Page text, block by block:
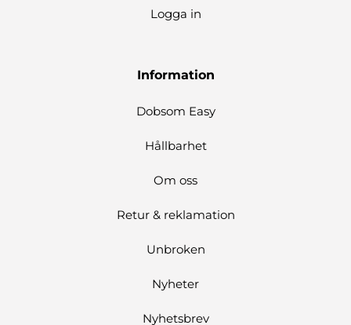
Logga in
Information
Dobsom Easy
Hållbarhet
Om oss
Retur & reklamation
Unbroken
Nyheter
Nyhetsbrev